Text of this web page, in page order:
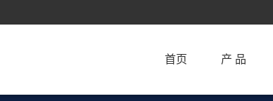
首页 产 品